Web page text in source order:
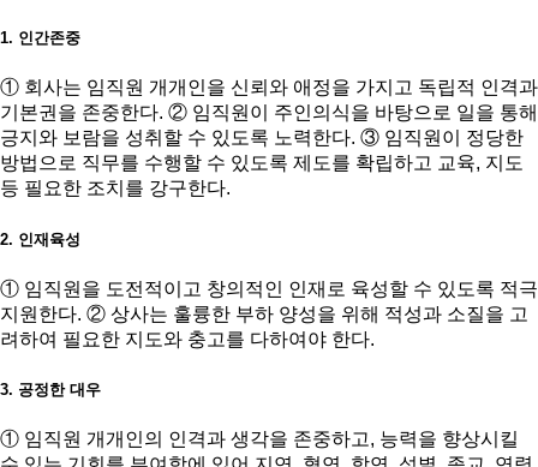
1. 인간존중
① 회사는 임직원 개개인을 신뢰와 애정을 가지고 독립적 인격과
기본권을 존중한다. ② 임직원이 주인의식을 바탕으로 일을 통해
긍지와 보람을 성취할 수 있도록 노력한다. ③ 임직원이 정당한
방법으로 직무를 수행할 수 있도록 제도를 확립하고 교육, 지도
등 필요한 조치를 강구한다.
2. 인재육성
① 임직원을 도전적이고 창의적인 인재로 육성할 수 있도록 적극
지원한다. ② 상사는 훌륭한 부하 양성을 위해 적성과 소질을 고
려하여 필요한 지도와 충고를 다하여야 한다.
3. 공정한 대우
① 임직원 개개인의 인격과 생각을 존중하고, 능력을 향상시킬